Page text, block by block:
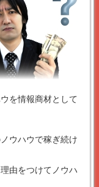
を情報商材として
ウハウで稼ぎ続け
由をつけてノウハ